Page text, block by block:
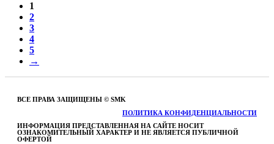
1
2
3
4
5
→
ВСЕ ПРАВА ЗАЩИЩЕНЫ © SMK
ПОЛИТИКА КОНФИДЕНЦИАЛЬНОСТИ
ИНФОРМАЦИЯ ПРЕДСТАВЛЕННАЯ НА САЙТЕ НОСИТ
ОЗНАКОМИТЕЛЬНЫЙ ХАРАКТЕР И НЕ ЯВЛЯЕТСЯ ПУБЛИЧНОЙ
ОФЕРТОЙ